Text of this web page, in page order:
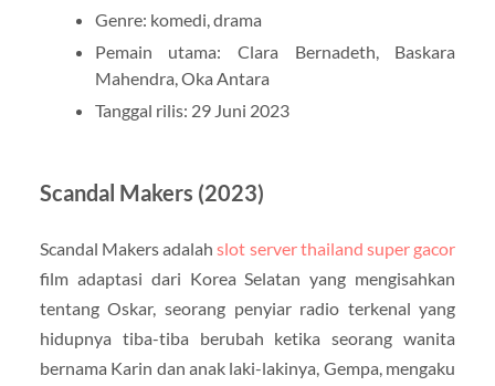
Genre: komedi, drama
Pemain utama: Clara Bernadeth, Baskara
Mahendra, Oka Antara
Tanggal rilis: 29 Juni 2023
Scandal Makers (2023)
Scandal Makers adalahslot server thailand super gacor
film adaptasi dari Korea Selatan yang mengisahkan
tentang Oskar, seorang penyiar radio terkenal yang
hidupnya tiba-tiba berubah ketika seorang wanita
bernama Karin dan anak laki-lakinya, Gempa, mengaku